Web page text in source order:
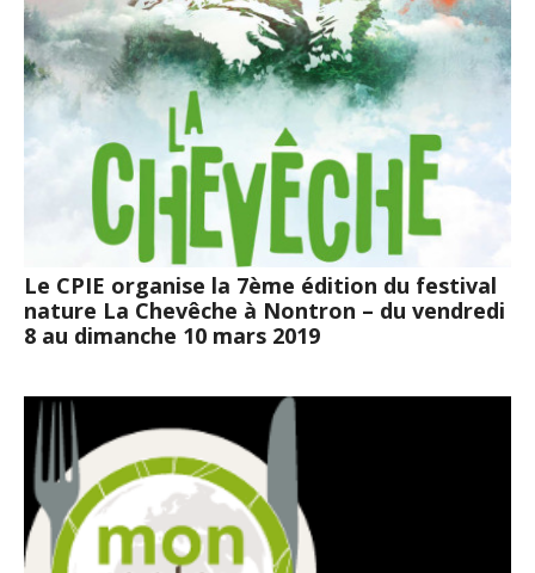
Le CPIE organise la 7ème édition du festival
nature La Chevêche à Nontron – du vendredi
8 au dimanche 10 mars 2019